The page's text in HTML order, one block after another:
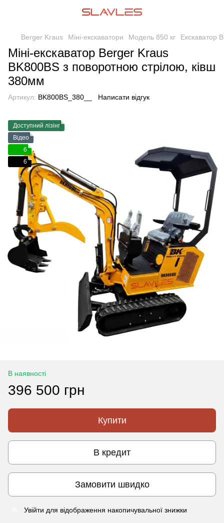
Berger Kraus Міні-екскаватори Модель 850 кг Екскаватор
Міні-екскаватор Berger Kraus
BK800BS з поворотною стрілою, ківш
380мм
Артикул: BK800BS_380__ Написати відгук
Доступний лізінг
Відео
6
6
В наявності
396 500 грн
Купити
В кредит
Замовити швидко
Увійти для відображення накопичувальної знижки